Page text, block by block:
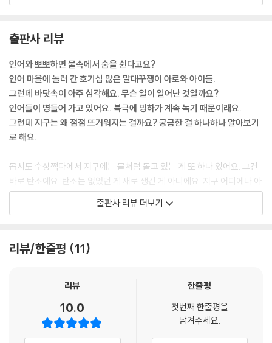
쉴 수가 있어요. 마지막 초콜릿을 입에 털어 넣는 인어 아저씨와 아이들의
대화에 어딘가에서 나타난 공부균 선생님은 병에 걸린 카카오나무와 지구
온난화와 기후 변화로 앞으로 사라지게 되는 음식과 앞으로 100년쯤 뒤에
는 타이머신을 개발해서 타고 과거로 날아가 사과를 가져와야 하는 상황이
될 수도 있다고 합니다. 아이들은 지구상에서 앞으로 지구에 일어날 큰 충
격적인 사실을 알게 됩니다. 무슨 일을 감당하게 될지 따라가 볼까요? 아이
들의 엉뚱한 생각은 호기심과 흥미를 느낄 수 있습니다.
중립과 기후 위기 알아보기 단원에서는 바다에 무분별하게 버린 쓰레기로
인해 바닷속을 급속도로 오염시킨 주범은 누구일까요? 바다와 지구 환경
을 지키려는 인어 아저씨가 거센 바람에 욕조와 함께 날아간 인어 아저씨
를 찾을 길 없는 아로와 건우, 혜리, 공부균 선생님, 에디슨은 변신 쿠키를
먹고 연이 되어 바람이 불어오자 하늘을 나는 가오리연이 되어 인어 아저
출판사 리뷰
인어와 뽀뽀하면 물속에서 숨을 쉰다고요?
인어 마을에 놀러 간 호기심 많은 말대꾸쟁이 아로와 아이들.
그런데 바닷속이 아주 심각해요. 무슨 일이 일어난 것일까요?
인어들이 병들어 가고 있어요. 북극에 빙하가 계속 녹기 때문이래요.
그런데 지구는 왜 점점 뜨거워지는 걸까요? 궁금한 걸 하나하나 알아보기
로 해요.
몹시도 수상쩍다에서 지구에는 물처럼 돌고 있는 게 또 하나 있어요. 그건
바로 탄소예요. 탄소는 없었던 게 새로 생긴 게 아니에요. 지구 어디에나 아
주 많아요. 그렇다고 탄소가 무조건 나쁜 건 아니에요. 그동안 사람들이 너
무 많이 캐내어 사용했기 때문에 문제가 생긴거예요. 탄소는 지구를 뜨겁
게 해야 할까요? 이번에는 공부균 선생님과 과학교실 밖, 바닷속 인어 아
후손들에게 깨끗한 환경의 지구를 물려주기 위한 과학적인 방법을 『몹시
탐구하는 즐거움, 발견하는 기쁨이 있는, ‘과학동화’ 시리즈
출판사 리뷰 더보기
리뷰/한줄평 11
리뷰
10.0
한줄평
첫번째 한줄평을
남겨주세요.